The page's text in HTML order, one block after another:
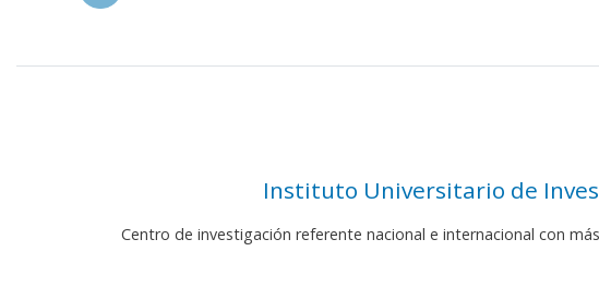
Instituto Universitario de
Centro de investigación referente nacional e internacional con